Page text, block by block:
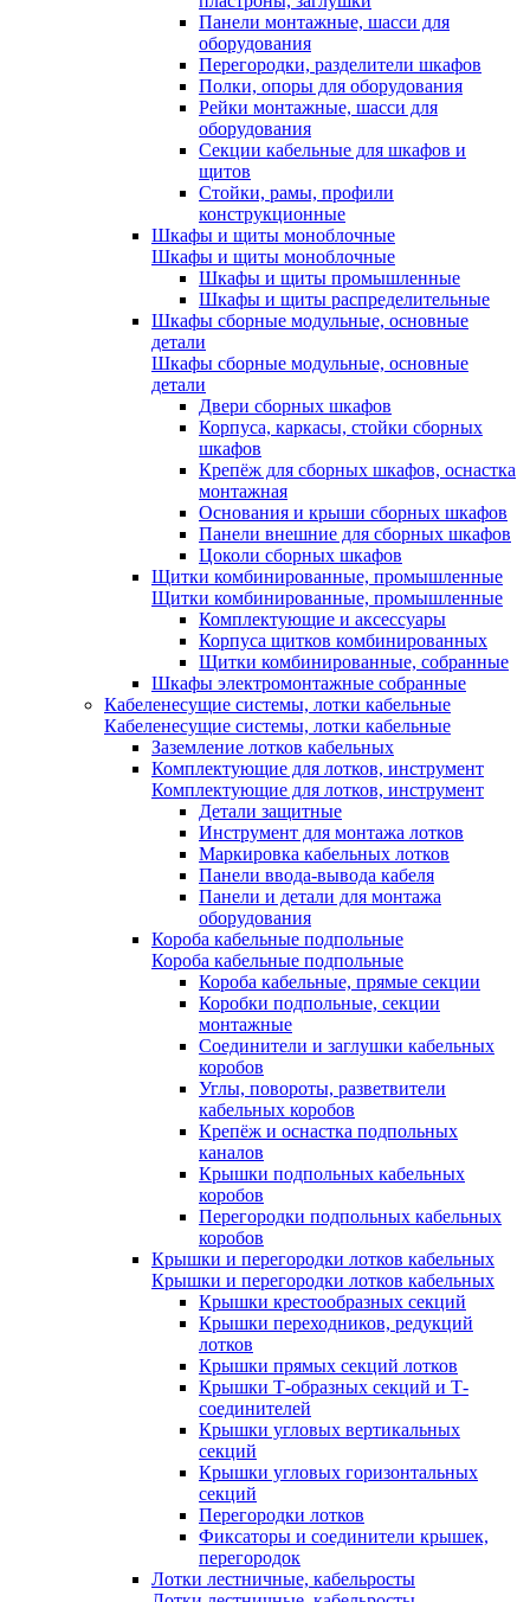
Панели монтажные, шасси для
оборудования
Перегородки, разделители шкафов
Полки, опоры для оборудования
Рейки монтажные, шасси для
оборудования
Секции кабельные для шкафов и
щитов
Стойки, рамы, профили
конструкционные
Шкафы и щиты моноблочные
Шкафы и щиты моноблочные
Шкафы и щиты промышленные
Шкафы и щиты распределительные
Шкафы сборные модульные, основные
детали
Шкафы сборные модульные, основные
детали
Двери сборных шкафов
Корпуса, каркасы, стойки сборных
шкафов
Крепёж для сборных шкафов, оснастка
монтажная
Основания и крыши сборных шкафов
Панели внешние для сборных шкафов
Цоколи сборных шкафов
Щитки комбинированные, промышленные
Щитки комбинированные, промышленные
Комплектующие и аксессуары
Корпуса щитков комбинированных
Щитки комбинированные, собранные
Шкафы электромонтажные собранные
Кабеленесущие системы, лотки кабельные
Кабеленесущие системы, лотки кабельные
Заземление лотков кабельных
Комплектующие для лотков, инструмент
Комплектующие для лотков, инструмент
Детали защитные
Инструмент для монтажа лотков
Маркировка кабельных лотков
Панели ввода-вывода кабеля
Панели и детали для монтажа
оборудования
Короба кабельные подпольные
Короба кабельные подпольные
Короба кабельные, прямые секции
Коробки подпольные, секции
монтажные
Соединители и заглушки кабельных
коробов
Углы, повороты, разветвители
кабельных коробов
Крепёж и оснастка подпольных
каналов
Крышки подпольных кабельных
коробов
Перегородки подпольных кабельных
коробов
Крышки и перегородки лотков кабельных
Крышки и перегородки лотков кабельных
Крышки крестообразных секций
Крышки переходников, редукций
лотков
Крышки прямых секций лотков
Крышки Т-образных секций и Т-
соединителей
Крышки угловых вертикальных
секций
Крышки угловых горизонтальных
секций
Перегородки лотков
Фиксаторы и соединители крышек,
перегородок
Лотки лестничные, кабельросты